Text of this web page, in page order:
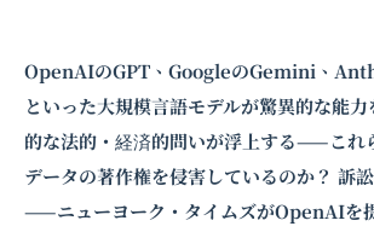
OpenAIのGPT、GoogleのGemini、
といった大規模言語モデルが驚異的な能
的な法的・経済的問いが浮上する——これ
データの著作権を侵害しているのか？ 訴
——ニューヨーク・タイムズがOpenAIを